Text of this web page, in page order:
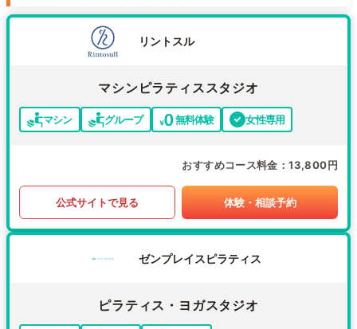
リントスル
マシンピラティススタジオ
マシン グループ 無料体験 女性専用
おすすめコース料金 13,800円
公式サイトで見る 体験・相談予約
ゼンプレイスピラティス
ピラティス・ヨガスタジオ